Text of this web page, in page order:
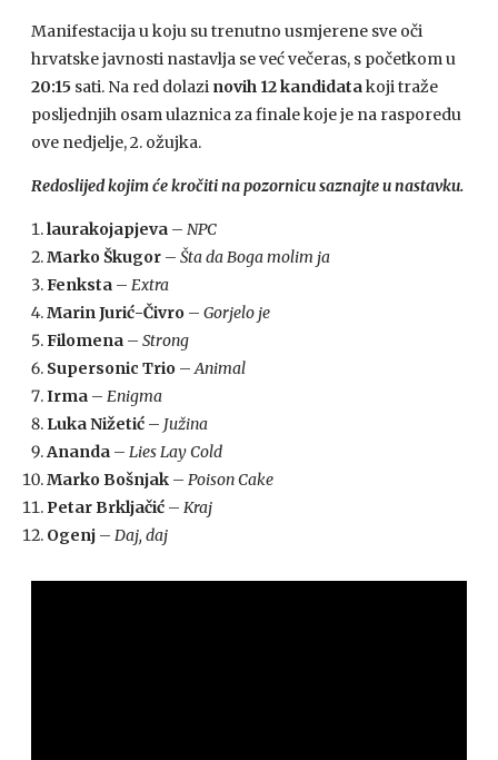
Manifestacija u koju su trenutno usmjerene sve oči
hrvatske javnosti nastavlja se već večeras, s početkom u
20:15 sati. Na red dolazi novih 12 kandidatakoji traže
posljednjih osam ulaznica za finale koje je na rasporedu
ove nedjelje, 2. ožujka.
Redoslijed kojim će kročiti na pozornicu saznajte u nastavku.
laurakojapjeva – NPC
Marko Škugor – Šta da Boga molim ja
Fenksta – Extra
Marin Jurić-Čivro – Gorjelo je
Filomena – Strong
Supersonic Trio –Animal
Irma – Enigma
Luka Nižetić – Južina
Ananda – Lies Lay Cold
Marko Bošnjak – Poison Cake
Petar Brkljačić – Kraj
Ogenj – Daj, daj